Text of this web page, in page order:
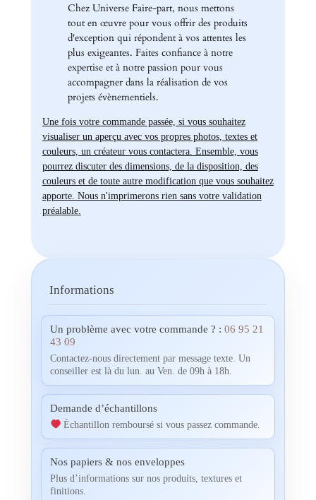
Chez Universe Faire-part, nous mettons
tout en œuvre pour vous offrir des produits
d'exception qui répondent à vos attentes les
plus exigeantes. Faites confiance à notre
expertise et à notre passion pour vous
accompagner dans la réalisation de vos
projets évènementiels.
Une fois votre commande passée, si vous souhaitez
visualiser un aperçu avec vos propres photos, textes et
couleurs, un créateur vous contactera. Ensemble, vous
pourrez discuter des dimensions, de la disposition, des
couleurs et de toute autre modification que vous souhaitez
apporte. Nous n'imprimerons rien sans votre validation
préalable.
Informations
Un problème avec votre commande ? : 06 95 21
43 09
Contactez-nous directement par message texte. Un
conseiller est là du lun. au Ven. de 09h à 18h.
Demande d’échantillons
Échantillon remboursé si vous passez commande.
Nos papiers & nos enveloppes
Plus d’informations sur nos produits, textures et
finitions.